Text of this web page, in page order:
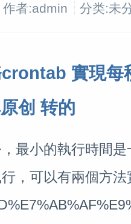
作者:admin 分类:未
實現每
创 转的
最小的執行時間
，可以有兩個方